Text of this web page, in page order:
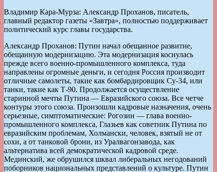
Владимир Кара-Мурза: Александр Проханов, писатель,
главный редактор газеты «Завтра», полностью поддерживает
политический курс главы государства.
Александр Проханов: Путин начал обещанное развитие,
обещанную модернизацию. Эта модернизация коснулась
прежде всего военно-промышленного комплекса, туда
направлены огромные деньги, и сегодня Россия производит
отличные самолеты, такие как бомбардировщик Су-34, или
танки, такие как Т-90. Продолжается осуществление
старинной мечты Путина — Евразийского союза. Все четче
контуры этого союза. Произошли кадровые назначения, очень
серьезные, симптоматические: Рогозин — глава военно-
промышленного комплекса, Глазьев как советник Путина по
евразийским проблемам, Холмански, человек, взятый не от
сохи, а от танковой брони, из Уралвагонзавода, как
альтернатива всей демократической кадровой среде.
Мединский, же обрушился шквал либеральных негодований
поборников национальных представлений о культуре. Путин